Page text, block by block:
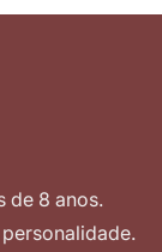
de 8 anos.